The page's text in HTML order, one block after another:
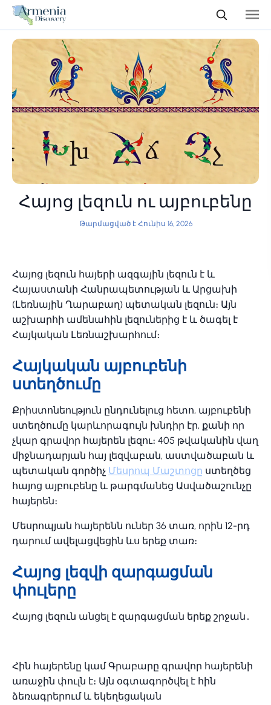
Հայոց լեզուն ու այբուբենը
Թարմացված է Հունիս 16, 2026
Հայոց լեզուն հայերի ազգային լեզուն է և
Հայաստանի Հանրապետության և Արցախի
(Լեռնային Ղարաբաղ) պետական լեզուն։ Այն
աշխարհի ամենահին լեզուներից է և ծագել է
Հայկական Լեռնաշխարհում։
Հայկական այբուբենի
ստեղծումը
Քրիստոնեություն ընդունելուց հետո, այբուբենի
ստեղծումը կարևորագույն խնդիր էր, քանի որ
չկար գրավոր հայերեն լեզու։ 405 թվականին վաղ
միջնադարյան հայ լեզվաբան, աստվածաբան և
պետական գործիչ Մեսրոպ Մաշտոցը ստեղծեց
հայոց այբուբենը և թարգմանեց Ասվածաշունչը
հայերեն։
Մեսրոպյան հայերենն ուներ 36 տառ, որին 12-րդ
դարում ավելացվեցին ևս երեք տառ։
Հայոց լեզվի զարգացման
փուլերը
Հայոց լեզուն անցել է զարգացման երեք շրջան․
Հին հայերենը կամ Գրաբարը գրավոր հայերենի
առաջին փուլն է։ Այն օգտագործվել է հին
ձեռագրերում և եկեղեցական